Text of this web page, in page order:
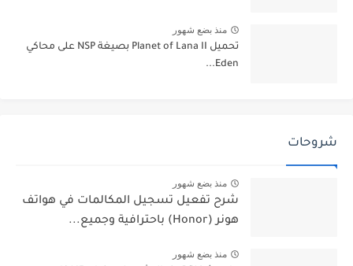
منذ بضع شهور
تحميل Planet of Lana II بصيغة NSP على محاكي
Eden...
شروحات
منذ بضع شهور
شرح تفعيل تسجيل المكالمات في هواتف
هونر (Honor) باحترافية وجميع...
منذ بضع شهور